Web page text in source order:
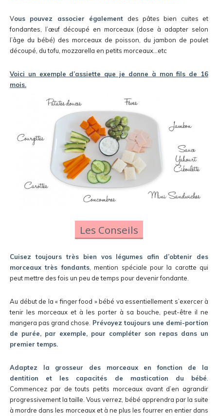
Vous pouvez associer également des pâtes bien cuites et
fondantes, l’œuf découpé en morceaux (dose à adapter selon
l’âge du bébé) des morceaux de poisson, du jambon de poulet
découpé, du tofu, mozzarella en petits morceaux…etc
Voici un exemple d’assiette que je donne à mon fils de 16
mois.
Les Conseils
Cuisez toujours très bien vos légumes afin d’obtenir des
morceaux très fondants, mention spéciale pour la carotte qui
peut mettre des fois un peu de temps pour devenir fondante.
Au début de la « finger food » bébé va essentiellement s’exercer à
tenir les morceaux et à les porter à sa bouche, peut-être il ne
mangera pas grand chose. Prévoyez toujours une demi-portion
de purée, par exemple, pour compléter son repas dans un
premier temps.
Adaptez la grosseur des morceaux en fonction de la
dentition et les capacités de mastication du bébé
Commencez par de touts petits morceaux avant d’en agrandir
progressivement la taille. Vous verrez, bébé apprendra par la suite
à mordre dans les morceaux et à ne plus les fourrer en entier dans